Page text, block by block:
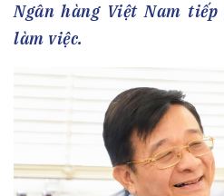
Ngân hàng Việt Nam
làm việc.